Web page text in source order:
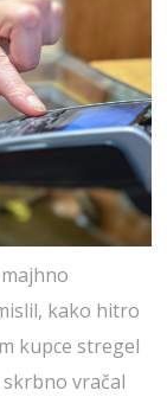
kako hitro
kupce stregel
vračal